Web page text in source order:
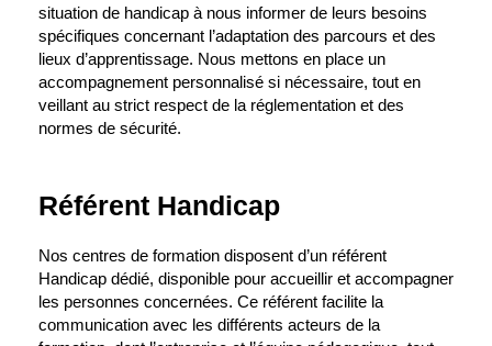
situation de handicap à nous informer de leurs besoins
spécifiques concernant l’adaptation des parcours et des
lieux d’apprentissage. Nous mettons en place un
accompagnement personnalisé si nécessaire, tout en
veillant au strict respect de la réglementation et des
normes de sécurité.
Référent Handicap
Nos centres de formation disposent d’un référent
Handicap dédié, disponible pour accueillir et accompagner
les personnes concernées. Ce référent facilite la
communication avec les différents acteurs de la